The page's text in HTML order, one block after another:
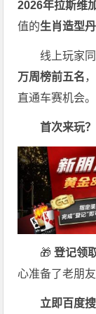
2026年拉斯维
值的生肖造型
线上玩家
万周榜前五名
直通车赛机会。
首次来玩
🎁 登记领
心准备了老朋
立即百度